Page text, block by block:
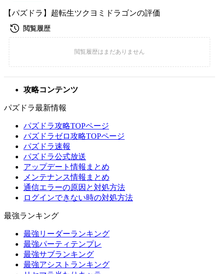
【パズドラ】超転生ツクヨミドラゴンの評価
攻略コンテンツ
パズドラ最新情報
パズドラ攻略TOPページ
パズドラゼロ攻略TOPページ
パズドラ速報
パズドラ公式放送
アップデート情報まとめ
メンテナンス情報まとめ
通信エラーの原因と対処方法
ログインできない時の対処方法
最強ランキング
最強リーダーランキング
最強パーティテンプレ
最強サブランキング
最強アシストランキング